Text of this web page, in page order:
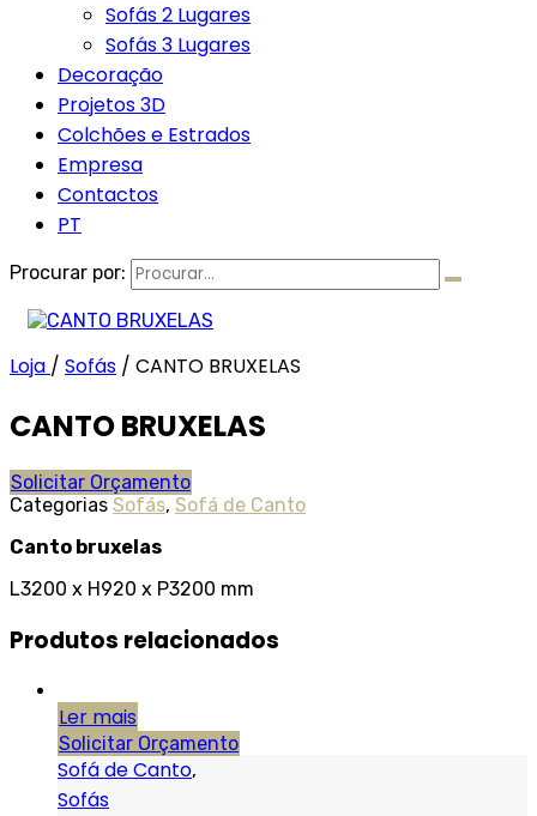
Sofás 2 Lugares
Sofás 3 Lugares
Decoração
Projetos 3D
Colchões e Estrados
Empresa
Contactos
PT
Procurar por:
Loja / Sofás / CANTO BRUXELAS
CANTO BRUXELAS
Solicitar Orçamento
Categorias Sofás, Sofá de Canto
Canto bruxelas
L3200 x H920 x P3200 mm
Produtos relacionados
Ler mais
Solicitar Orçamento
Sofá de Canto,
Sofás